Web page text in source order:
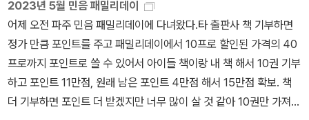
치 <보리밭을 흔드는 바람>, 데이비드 크로넨버그 <M. 버터플라이>
를 꼭 보라고. 모두 식민자-피식민자간의 관계를 다룬 영화들인데 왜
이 영화들을 추천했는지는 이 글을 읽다 보면 자연스레 깨닫게 될 것
이다.<그 많은 개념어>를 추천한 이유는 아무래도 글쓰기는 언어와
관련이 깊은데(언어는 또 사유와 관련이 깊고) 우리가 현재 쓰는 언어
나타나는 우울한 아빠 사이에서 자란 가난한 소녀가 ‘쓰고 싶어’하는
마음에 대해 생각한다. 영수증을 납작하게 눌러 거기에 글을 쓰는 마
음에 대해 생각한다. 두 번째로 읽기 시작하면서 내 의문은 사실 하
나였다. 어제의 글은 이 책에 대한 나의 답이자 결론이지만, 이 책을
읽는 내내 나를 사로잡았던 질문은 다른 거다. 그러니까, 내 질문은.
어째서 어떤 사람은 이 난관을 극복해 내는가? 이다. 어떻게 레이첼
2023년 5월 민음 패밀리데이
어제 오전 파주 민음 패밀리데이에 다녀왔다.타 출판사 책 기부하면
정가 만큼 포인트를 주고 패밀리데이에서 10프로 할인된 가격의 40
프로까지 포인트로 쓸 수 있어서 아이들 책이랑 내 책 해서 10권 기부
하고 포인트 11만점, 원래 남은 포인트 4만점 해서 15만점 확보. 책
더 기부하면 포인트 더 받겠지만 너무 많이 살 것 같아 10권만 가져갔